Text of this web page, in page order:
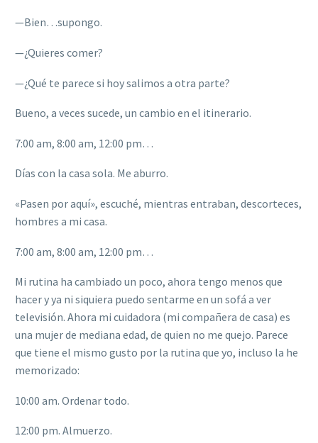
—Bien…supongo.
—¿Quieres comer?
—¿Qué te parece si hoy salimos a otra parte?
Bueno, a veces sucede, un cambio en el itinerario.
7:00 am, 8:00 am, 12:00 pm…
Días con la casa sola. Me aburro.
«Pasen por aquí», escuché, mientras entraban, descorteces,
hombres a mi casa.
7:00 am, 8:00 am, 12:00 pm…
Mi rutina ha cambiado un poco, ahora tengo menos que
hacer y ya ni siquiera puedo sentarme en un sofá a ver
televisión. Ahora mi cuidadora (mi compañera de casa) es
una mujer de mediana edad, de quien no me quejo. Parece
que tiene el mismo gusto por la rutina que yo, incluso la he
memorizado:
10:00 am. Ordenar todo.
12:00 pm. Almuerzo.